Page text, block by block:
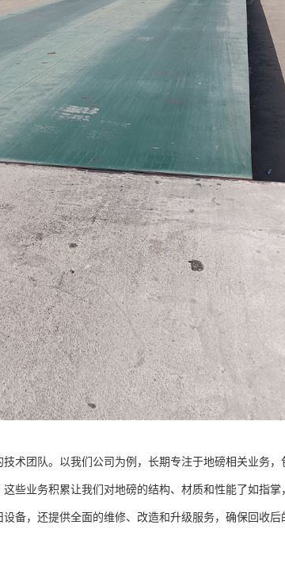
术团队。以我们公司为例，长期专注于地磅相关业务，
些业务积累让我们对地磅的结构、材质和性能了如指掌
备，还提供全面的维修、改造和升级服务，确保回收后